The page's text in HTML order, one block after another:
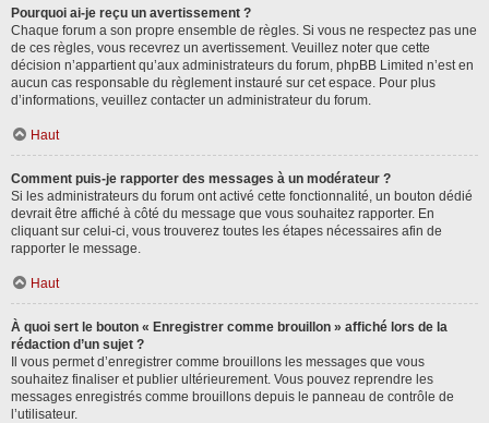
Pourquoi ai-je reçu un avertissement ?
Chaque forum a son propre ensemble de règles. Si vous ne respectez pas une
de ces règles, vous recevrez un avertissement. Veuillez noter que cette
décision n’appartient qu’aux administrateurs du forum, phpBB Limited n’est en
aucun cas responsable du règlement instauré sur cet espace. Pour plus
d’informations, veuillez contacter un administrateur du forum.
Haut
Comment puis-je rapporter des messages à un modérateur ?
Si les administrateurs du forum ont activé cette fonctionnalité, un bouton dédié
devrait être affiché à côté du message que vous souhaitez rapporter. En
cliquant sur celui-ci, vous trouverez toutes les étapes nécessaires afin de
rapporter le message.
Haut
À quoi sert le bouton « Enregistrer comme brouillon » affiché lors de la
rédaction d’un sujet ?
Il vous permet d’enregistrer comme brouillons les messages que vous
souhaitez finaliser et publier ultérieurement. Vous pouvez reprendre les
messages enregistrés comme brouillons depuis le panneau de contrôle de
l’utilisateur.